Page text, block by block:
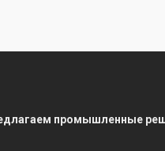
промышленные